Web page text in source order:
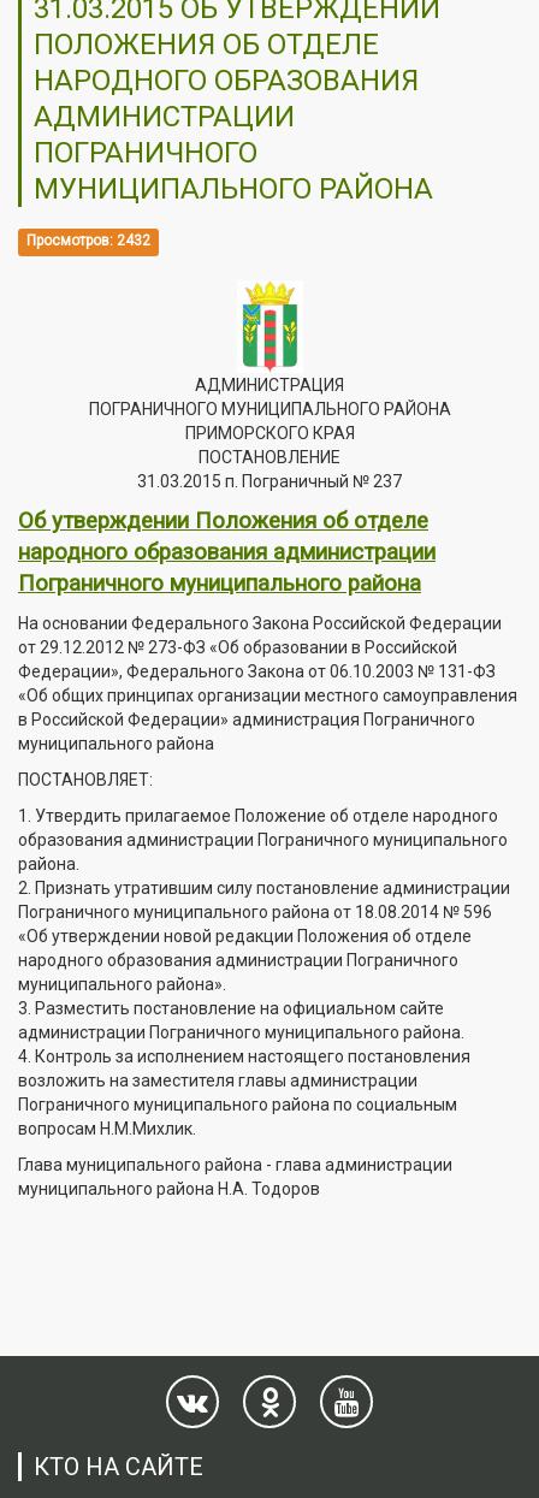
31.03.2015 ОБ УТВЕРЖДЕНИИ
ПОЛОЖЕНИЯ ОБ ОТДЕЛЕ
НАРОДНОГО ОБРАЗОВАНИЯ
АДМИНИСТРАЦИИ
ПОГРАНИЧНОГО
МУНИЦИПАЛЬНОГО РАЙОНА
Просмотров: 2432
АДМИНИСТРАЦИЯ
ПОГРАНИЧНОГО МУНИЦИПАЛЬНОГО РАЙОНА
ПРИМОРСКОГО КРАЯ
ПОСТАНОВЛЕНИЕ
31.03.2015 п. Пограничный № 237
Об утверждении Положения об отделе
народного образования администрации
Пограничного муниципального района
На основании Федерального Закона Российской Федерации
от 29.12.2012 № 273-ФЗ «Об образовании в Российской
Федерации», Федерального Закона от 06.10.2003 № 131-ФЗ
«Об общих принципах организации местного самоуправления
в Российской Федерации» администрация Пограничного
муниципального района
ПОСТАНОВЛЯЕТ:
1. Утвердить прилагаемое Положение об отделе народного
образования администрации Пограничного муниципального
района.
2. Признать утратившим силу постановление администрации
Пограничного муниципального района от 18.08.2014 № 596
«Об утверждении новой редакции Положения об отделе
народного образования администрации Пограничного
муниципального района».
3. Разместить постановление на официальном сайте
администрации Пограничного муниципального района.
4. Контроль за исполнением настоящего постановления
возложить на заместителя главы администрации
Пограничного муниципального района по социальным
вопросам Н.М.Михлик.
Глава муниципального района - глава администрации
муниципального района Н.А. Тодоров
КТО НА САЙТЕ